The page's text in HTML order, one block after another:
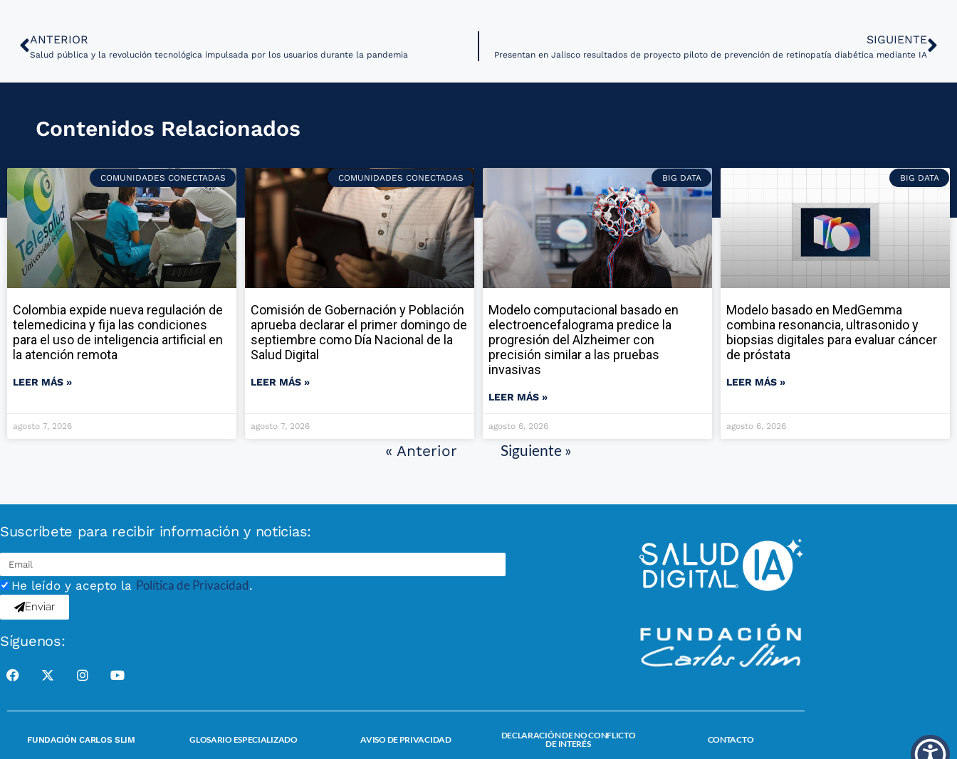
ANTERIOR
Salud pública y la revolución tecnológica impulsada por los usuarios durante la pandemia
SIGUIENTE
Presentan en Jalisco resultados de proyecto piloto de prevención de retinopatía diabética mediante IA
Contenidos Relacionados
COMUNIDADES CONECTADAS
Colombia expide nueva regulación de
telemedicina y fija las condiciones
para el uso de inteligencia artificial en
la atención remota
LEER MÁS »
agosto 7, 2026
COMUNIDADES CONECTADAS
Comisión de Gobernación y Población
aprueba declarar el primer domingo de
septiembre como Día Nacional de la
Salud Digital
LEER MÁS »
agosto 7, 2026
BIG DATA
Modelo computacional basado en
electroencefalograma predice la
progresión del Alzheimer con
precisión similar a las pruebas
invasivas
LEER MÁS »
agosto 6, 2026
BIG DATA
Modelo basado en MedGemma
combina resonancia, ultrasonido y
biopsias digitales para evaluar cáncer
de próstata
LEER MÁS »
agosto 6, 2026
« Anterior Siguiente »
Suscríbete para recibir información y noticias:
He leído y acepto la Política de Privacidad.
Enviar
Síguenos:
FUNDACIÓN CARLOS SLIM GLOSARIO ESPECIALIZADO AVISO DE PRIVACIDAD
DECLARACIÓN DE NO CONFLICTO
DE INTERÉS
CONTACTO